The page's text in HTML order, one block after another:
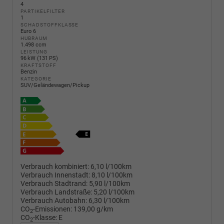
4
PARTIKELFILTER
1
SCHADSTOFFKLASSE
Euro 6
HUBRAUM
1.498 ccm
LEISTUNG
96 kW (131 PS)
KRAFTSTOFF
Benzin
KATEGORIE
SUV/Geländewagen/Pickup
Verbrauch kombiniert: 6,10 l/100km
Verbrauch Innenstadt: 8,10 l/100km
Verbrauch Stadtrand: 5,90 l/100km
Verbrauch Landstraße: 5,20 l/100km
Verbrauch Autobahn: 6,30 l/100km
CO2-Emissionen: 139,00 g/km
CO2-Klasse: E